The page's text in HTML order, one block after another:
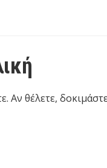
Αν θέλετε,